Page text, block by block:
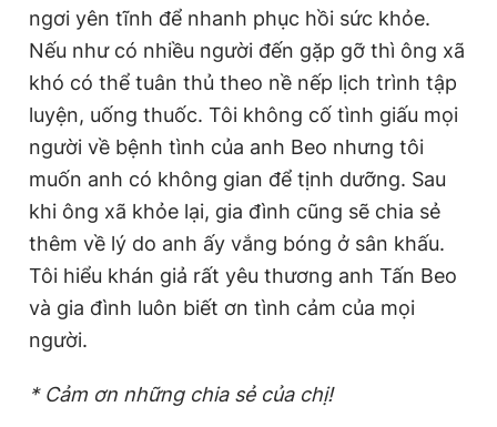
ngơi yên tĩnh để nhanh phục hồi sức khỏe.
Nếu như có nhiều người đến gặp gỡ thì ông xã
khó có thể tuân thủ theo nề nếp lịch trình tập
luyện, uống thuốc. Tôi không cố tình giấu mọi
người về bệnh tình của anh Beo nhưng tôi
muốn anh có không gian để tịnh dưỡng. Sau
khi ông xã khỏe lại, gia đình cũng sẽ chia sẻ
thêm về lý do anh ấy vắng bóng ở sân khấu.
Tôi hiểu khán giả rất yêu thương anh Tấn Beo
và gia đình luôn biết ơn tình cảm của mọi
người.
* Cảm ơn những chia sẻ của chị!